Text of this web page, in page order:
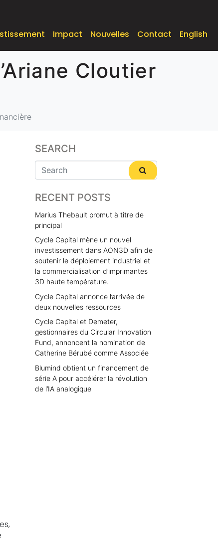
Impact Nouvelles Contact English
Cloutier
SEARCH
RECENT POSTS
Marius Thebault promut à titre de
principal
Cycle Capital mène un nouvel
investissement dans AON3D afin de
soutenir le déploiement industriel et
la commercialisation d’imprimantes
3D haute température.
Cycle Capital annonce l’arrivée de
deux nouvelles ressources
Cycle Capital et Demeter,
gestionnaires du Circular Innovation
Fund, annoncent la nomination de
Catherine Bérubé comme Associée
Blumind obtient un financement de
série A pour accélérer la révolution
de l’IA analogique